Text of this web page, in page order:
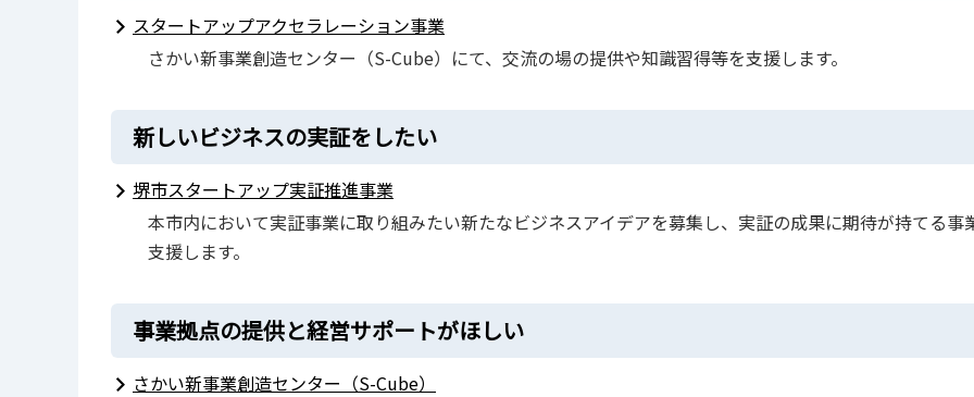
スタートアップアクセラレーション事業
さかい新事業創造センター（S-Cube）にて、交流の場の提供や知識習得等を支援します。
新しいビジネスの実証をしたい
堺市スタートアップ実証推進事業
本市内において実証事業に取り組みたい新たなビジネスアイデアを募集し、実証の成果に期待が持てる事
支援します。
事業拠点の提供と経営サポートがほしい
さかい新事業創造センター（S-Cube）